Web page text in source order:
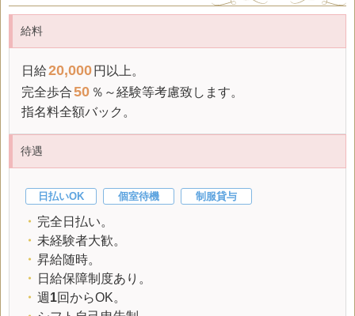
給料
日給20,000 円以上。
完全歩合50 ％～経験等考慮致します。
指名料全額バック。
待遇
日払いOK 個室待機 制服貸与
・ 完全日払い。
・ 未経験者大歓。
・ 昇給随時。
・
日給保障制度あり。
・ 週 1回からOK。